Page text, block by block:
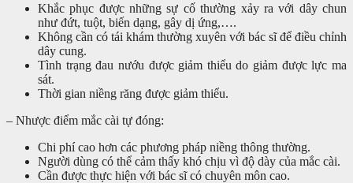
Khắc phục được những sự cố thường xảy ra với dây chun
như đứt, tuột, biến dạng, gây dị ứng,….
Không cần có tái khám thường xuyên với bác sĩ để điều chỉnh
dây cung.
Tình trạng đau nướu được giảm thiểu do giảm được lực ma
sát.
Thời gian niềng răng được giảm thiểu.
– Nhược điểm mắc cài tự đóng:
Chi phí cao hơn các phương pháp niềng thông thường.
Người dùng có thể cảm thấy khó chịu vì độ dày của mắc cài.
Cần được thực hiện với bác sĩ có chuyên môn cao.